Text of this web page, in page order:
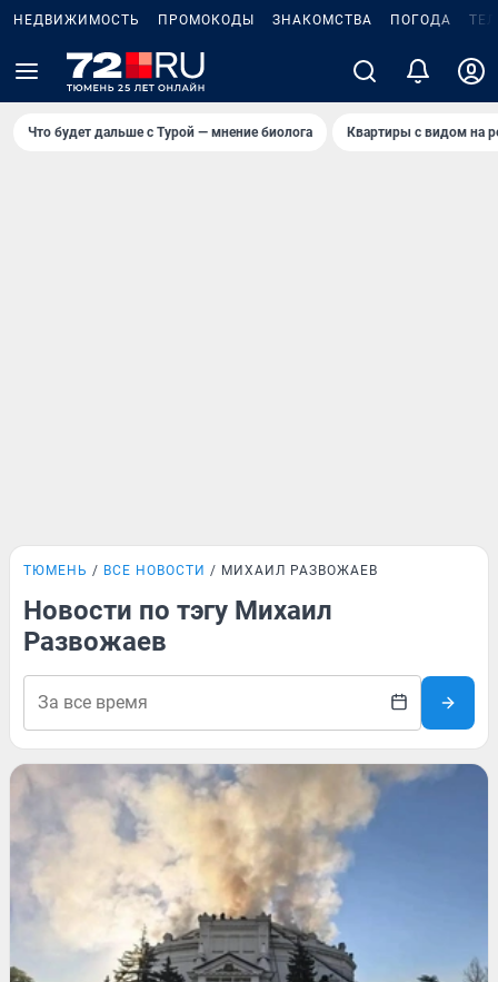
НЕДВИЖИМОСТЬ ПРОМОКОДЫ ЗНАКОМСТВА ПОГОДА
Что будет дальше с Турой — мнение биолога Квартиры с видом на
ТЮМЕНЬ ВСЕ НОВОСТИ МИХАИЛ РАЗВОЖАЕВ
Новости по тэгу Михаил
Развожаев